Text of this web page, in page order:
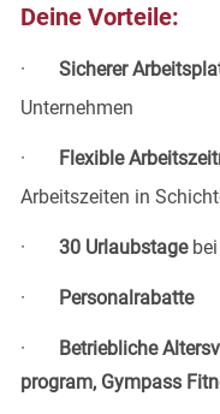
Deine Vorteile:
· Sicherer
Unternehmen
· Flexible
Arbeitszeiten in
· 30 Urlaubstage
· Personalrabatte
· Betriebliche
program, Gympass